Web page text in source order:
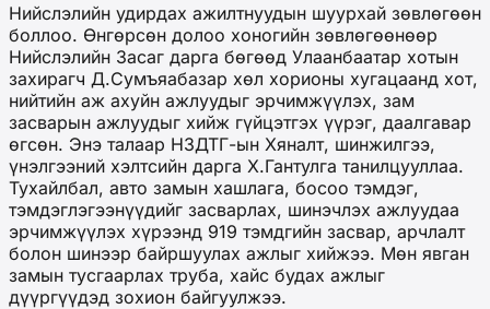
Нийслэлийн удирдах ажилтнуудын шуурхай зөвлөгөөн
боллоо. Өнгөрсөн долоо хоногийн зөвлөгөөнөөр
Нийслэлийн Засаг дарга бөгөөд Улаанбаатар хотын
захирагч Д.Сумъяабазар хөл хорионы хугацаанд хот,
нийтийн аж ахуйн ажлуудыг эрчимжүүлэх, зам
засварын ажлуудыг хийж гүйцэтгэх үүрэг, даалгавар
өгсөн. Энэ талаар НЗДТГ-ын Хяналт, шинжилгээ,
үнэлгээний хэлтсийн дарга Х.Гантулга танилцууллаа.
Тухайлбал, авто замын хашлага, босоо тэмдэг,
тэмдэглэгээнүүдийг засварлах, шинэчлэх ажлуудаа
эрчимжүүлэх хүрээнд 919 тэмдгийн засвар, арчлалт
болон шинээр байршуулах ажлыг хийжээ. Мөн явган
замын тусгаарлах труба, хайс будах ажлыг
дүүргүүдэд зохион байгуулжээ.